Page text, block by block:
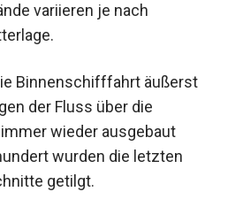
variieren je nach
Binnenschifffahrt äußerst
der Fluss über die
wieder ausgebaut
wurden die letzten
getilgt.